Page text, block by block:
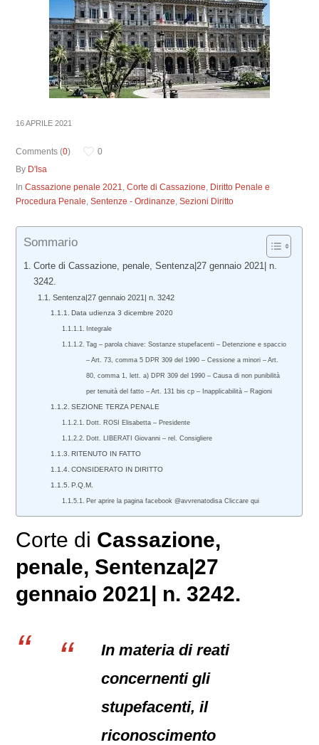
16 APRILE 2021
Comments (0)
0
By D'Isa
InCassazione penale 2021,Corte di Cassazione, Diritto Penale e
Procedura Penale,Sentenze - Ordinanze,Sezioni Diritto
Sommario
Corte di Cassazione, penale, Sentenza|27 gennaio 2021| n.
3242.
Sentenza|27 gennaio 2021| n. 3242
Data udienza 3 dicembre 2020
Integrale
Tag – parola chiave: Sostanze stupefacenti – Detenzione e spaccio
– Art. 73, comma 5 DPR 309 del 1990 – Cessione a minori – Art.
80, comma 1, lett. a) DPR 309 del 1990 – Causa di non punibilità
per tenuità del fatto – Art. 131 bis cp – Inapplicabilità – Ragioni
SEZIONE TERZA PENALE
Dott. ROSI Elisabetta – Presidente
Dott. LIBERATI Giovanni – rel. Consigliere
RITENUTO IN FATTO
CONSIDERATO IN DIRITTO
P.Q.M.
Per aprire la pagina facebook @avvrenatodisa Cliccare qui
Corte di Cassazione,
penale, Sentenza|27
gennaio 2021| n. 3242.
In materia di reati
concernenti gli
stupefacenti, il
riconoscimento